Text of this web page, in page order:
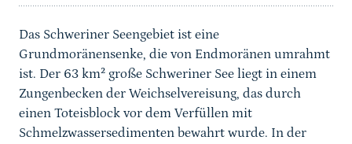
Das Schweriner Seengebiet ist eine
Grundmoränensenke, die von Endmoränen umrahmt
ist. Der 63 km² große Schweriner See liegt in einem
Zungenbecken der Weichselvereisung, das durch
einen Toteisblock vor dem Verfüllen mit
Schmelzwassersedimenten bewahrt wurde. In der